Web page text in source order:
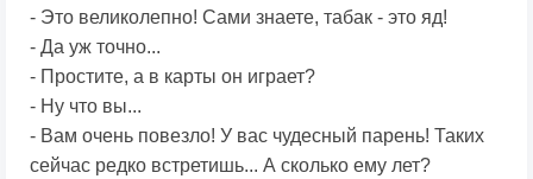
- Это великолепно! Сами знаете, табак - это яд!
- Да уж точно...
- Простите, а в карты он играет?
- Ну что вы...
- Вам очень повезло! У вас чудесный парень! Таких
сейчас редко встретишь... А сколько ему лет?